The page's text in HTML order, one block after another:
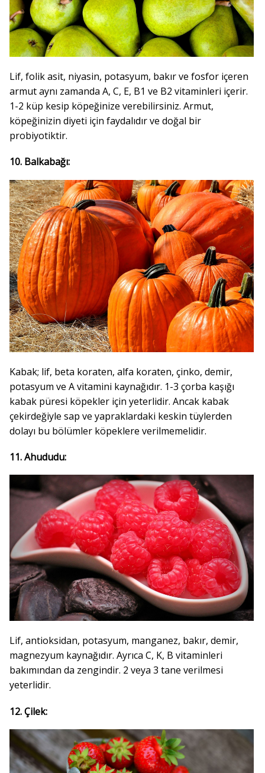
Lif, folik asit, niyasin, potasyum, bakır ve fosfor içeren
armut aynı zamanda A, C, E, B1 ve B2 vitaminleri içerir.
1-2 küp kesip köpeğinize verebilirsiniz. Armut,
köpeğinizin diyeti için faydalıdır ve doğal bir
probiyotiktir.
10. Balkabağı:
Kabak; lif, beta koraten, alfa koraten, çinko, demir,
potasyum ve A vitamini kaynağıdır. 1-3 çorba kaşığı
kabak püresi köpekler için yeterlidir. Ancak kabak
çekirdeğiyle sap ve yapraklardaki keskin tüylerden
dolayı bu bölümler köpeklere verilmemelidir.
11. Ahududu:
Lif, antioksidan, potasyum, manganez, bakır, demir,
magnezyum kaynağıdır. Ayrıca C, K, B vitaminleri
bakımından da zengindir. 2 veya 3 tane verilmesi
yeterlidir.
12. Çilek: